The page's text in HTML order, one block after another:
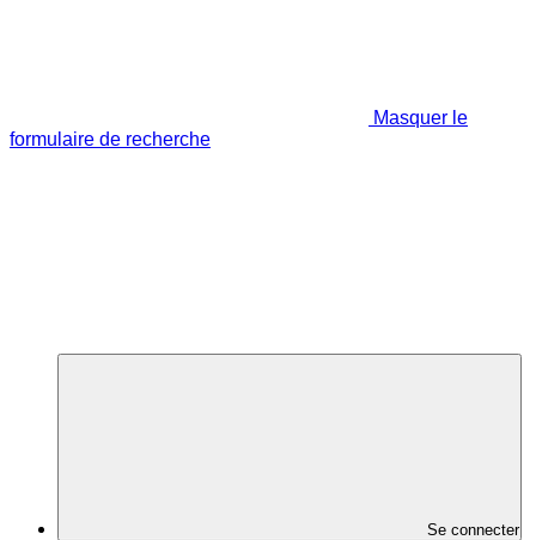
Masquer le
formulaire de recherche
Se connecter